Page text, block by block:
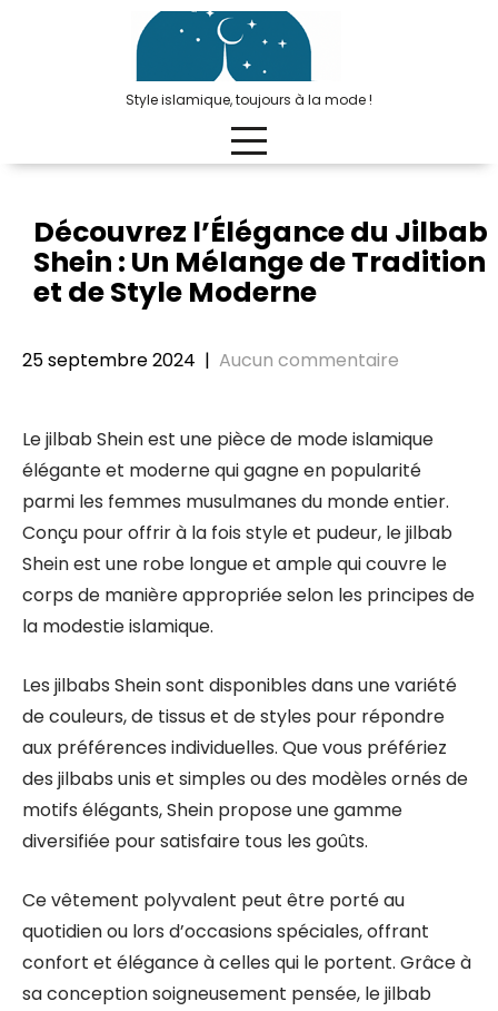
Style islamique, toujours à la mode !
Découvrez l’Élégance du Jilbab
Shein : Un Mélange de Tradition
et de Style Moderne
25 septembre 2024 | Aucun commentaire
Le jilbab Shein est une pièce de mode islamique
élégante et moderne qui gagne en popularité
parmi les femmes musulmanes du monde entier.
Conçu pour offrir à la fois style et pudeur, le jilbab
Shein est une robe longue et ample qui couvre le
corps de manière appropriée selon les principes de
la modestie islamique.
Les jilbabs Shein sont disponibles dans une variété
de couleurs, de tissus et de styles pour répondre
aux préférences individuelles. Que vous préfériez
des jilbabs unis et simples ou des modèles ornés de
motifs élégants, Shein propose une gamme
diversifiée pour satisfaire tous les goûts.
Ce vêtement polyvalent peut être porté au
quotidien ou lors d’occasions spéciales, offrant
confort et élégance à celles qui le portent. Grâce à
sa conception soigneusement pensée, le jilbab